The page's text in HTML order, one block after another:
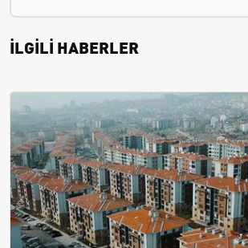
İLGİLİ HABERLER